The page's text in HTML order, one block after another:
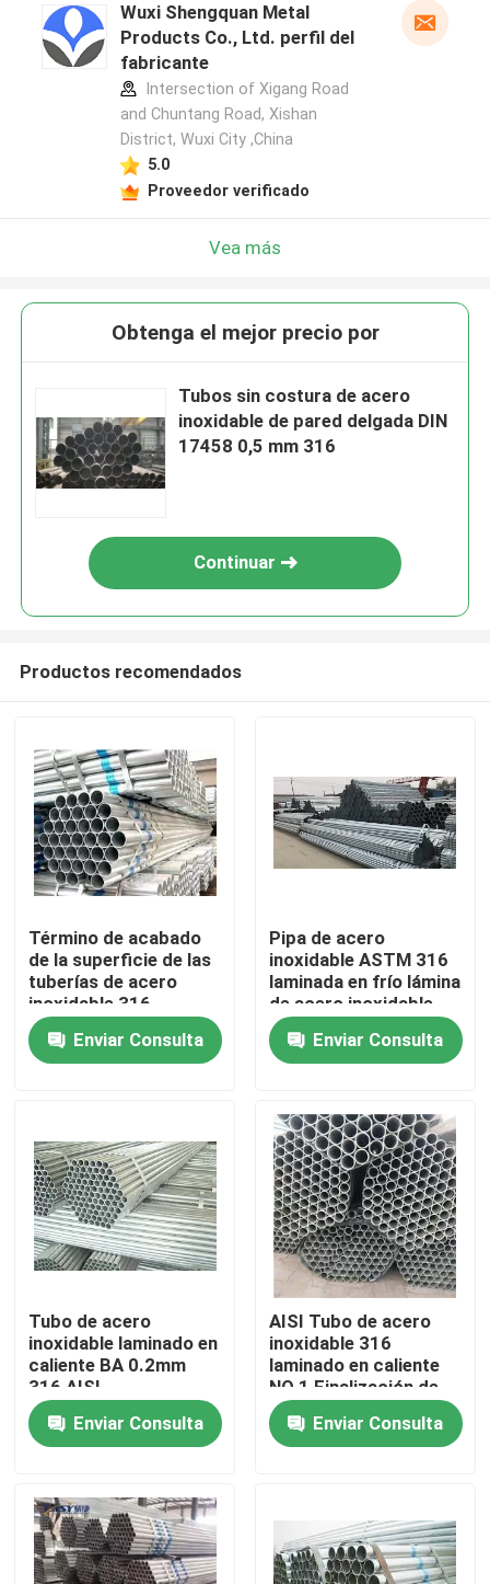
En casa
Productos
Sobre nosotros
Recorrido por la fábrica
Contacta con nosotros
Solicitar una cita
Chapa de acero inoxidable
tubo metálico de acero inoxidable
Wuxi Shengquan Metal
Products Co., Ltd. perfil del
fabricante
Intersection of Xigang Road
and Chuntang Road, Xishan
District, Wuxi City ,China
5.0
Proveedor verificado
Vea más
Obtenga el mejor precio por
Tubos sin costura de acero
inoxidable de pared delgada DIN
17458 0,5 mm 316
Continuar
Productos recomendados
Término de acabado
de la superficie de las
tuberías de acero
inoxidable 316
laminadas en caliente
Enviar Consulta
Pipa de acero
inoxidable ASTM 316
laminada en frío lámina
de acero inoxidable
recocido brillante
Enviar Consulta
Tubo de acero
inoxidable laminado en
caliente BA 0.2mm
316 AISI
Enviar Consulta
AISI Tubo de acero
inoxidable 316
laminado en caliente
NO.1 Finalización de
superficie 316 SS
TubingEnviar Consulta